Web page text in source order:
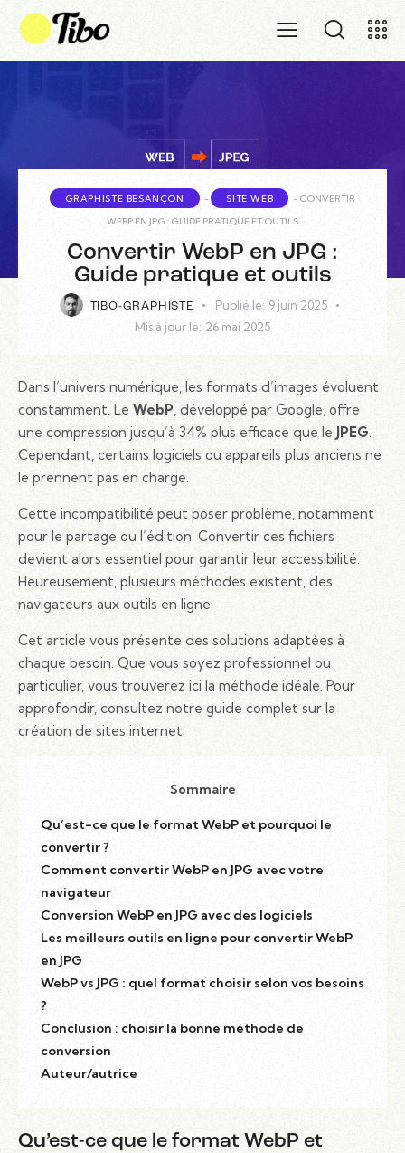
GRAPHISTE BESANÇON - SITE WEB - CONVERTIR
WEBP EN JPG : GUIDE PRATIQUE ET OUTILS
Convertir WebP en JPG :
Guide pratique et outils
TIBO-GRAPHISTE Publié le: 9 juin 2025
Mis à jour le: 26 mai 2025
Dans l’univers numérique, les formats d’images évoluent
constamment. Le WebP , développé par Google, offre
une compression jusqu’à 34% plus efficace que le JPEG
Cependant, certains logiciels ou appareils plus anciens ne
le prennent pas en charge.
Cette incompatibilité peut poser problème, notamment
pour le partage ou l’édition. Convertir ces fichiers
devient alors essentiel pour garantir leur accessibilité.
Heureusement, plusieurs méthodes existent, des
navigateurs aux outils en ligne.
Cet article vous présente des solutions adaptées à
chaque besoin. Que vous soyez professionnel ou
particulier, vous trouverez ici la méthode idéale. Pour
approfondir, consultez notre guide complet sur la
création de sites internet.
Sommaire
Qu’est-ce que le format WebP et pourquoi le
convertir ?
Comment convertir WebP en JPG avec votre
navigateur
Conversion WebP en JPG avec des logiciels
Les meilleurs outils en ligne pour convertir WebP
en JPG
WebP vs JPG : quel format choisir selon vos besoins
?
Conclusion : choisir la bonne méthode de
conversion
Auteur/autrice
Qu’est-ce que le format WebP et